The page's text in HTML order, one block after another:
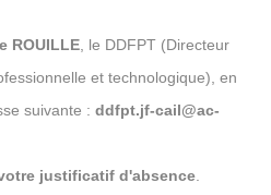
ROUILLE , le DDFPT (Directeur
et technologique), en
suivante : ddfpt.jf-cail@ac-
justificatif d'absence